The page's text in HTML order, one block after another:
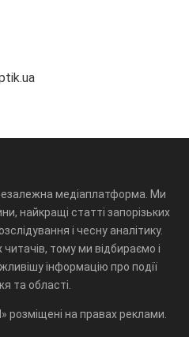
медіаплатформа. Ми
найкращі статті запорізьких
і чесну аналітику.
тому ми відбираємо і
інформацію про події
та області.
розміщені на правах реклами.